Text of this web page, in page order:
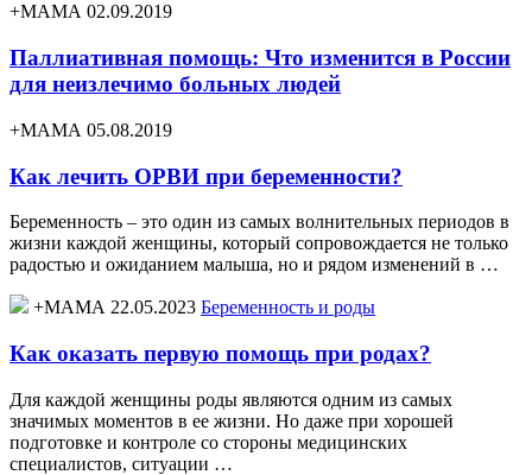
+МАМА 02.09.2019
Паллиативная помощь: Что изменится в России
для неизлечимо больных людей
+МАМА 05.08.2019
Как лечить ОРВИ при беременности?
Беременность – это один из самых волнительных периодов в
жизни каждой женщины, который сопровождается не только
радостью и ожиданием малыша, но и рядом изменений в …
+МАМА 22.05.2023 Беременность и роды
Как оказать первую помощь при родах?
Для каждой женщины роды являются одним из самых
значимых моментов в ее жизни. Но даже при хорошей
подготовке и контроле со стороны медицинских
специалистов, ситуации …